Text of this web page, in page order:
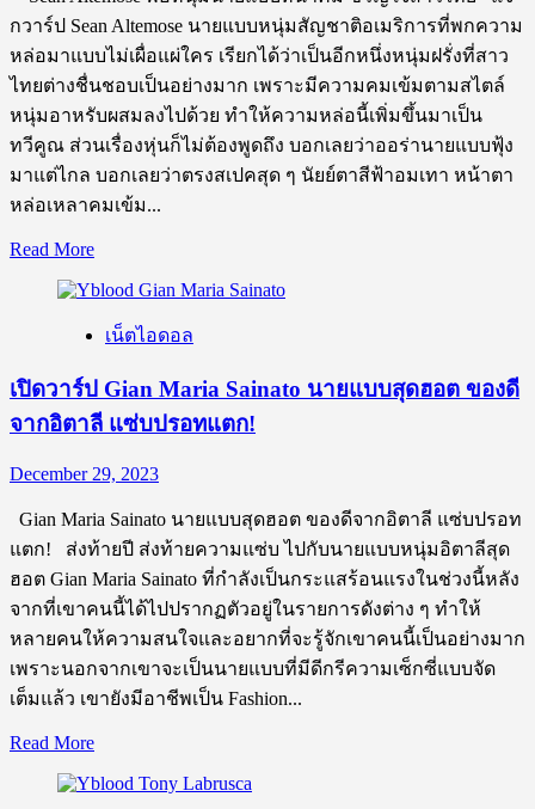
ซี
รีส์
ดัง
บน
Netflix
ที่
กำลัง
เป็นก
ใน
ตอน
กวาร์ป Sean Altemose นายแบบหนุ่มสัญชาติอเมริการที่พกความ
หล่อมาแบบไม่เผื่อแผ่ใคร เรียกได้ว่าเป็นอีกหนึ่งหนุ่มฝรั่งที่สาว
ไทยต่างชื่นชอบเป็นอย่างมาก เพราะมีความคมเข้มตามสไตล์
หนุ่มอาหรับผสมลงไปด้วย ทำให้ความหล่อนี้เพิ่มขึ้นมาเป็น
ทวีคูณ ส่วนเรื่องหุ่นก็ไม่ต้องพูดถึง บอกเลยว่าออร่านายแบบฟุ้ง
มาแต่ไกล บอกเลยว่าตรงสเปคสุด ๆ นัยย์ตาสีฟ้าอมเทา หน้าตา
หล่อเหลาคมเข้ม...
Read MoreRead
about
วาร์
ป
Sean
Altemose
หนุ่ม
นาย
แบบ
หน้า
คม
ขวัญใจ
ไทย
เน็ตไอดอล
เปิดวาร์ป Gian Maria Sainato นายแบบสุดฮอต ของดี
จากอิตาลี แซ่บปรอทแตก!
December 29, 2023
Gian Maria Sainato นายแบบสุดฮอต ของดีจากอิตาลี แซ่บปรอท
แตก! ส่งท้ายปี ส่งท้ายความแซ่บ ไปกับนายแบบหนุ่มอิตาลีสุด
ฮอต Gian Maria Sainato ที่กำลังเป็นกระแสร้อนแรงในช่วงนี้หลัง
จากที่เขาคนนี้ได้ไปปรากฏตัวอยู่ในรายการดังต่าง ๆ ทำให้
หลายคนให้ความสนใจและอยากที่จะรู้จักเขาคนนี้เป็นอย่างมาก
เพราะนอกจากเขาจะเป็นนายแบบที่มีดีกรีความเซ็กซี่แบบจัด
เต็มแล้ว เขายังมีอาชีพเป็น Fashion...
Read MoreRead
about